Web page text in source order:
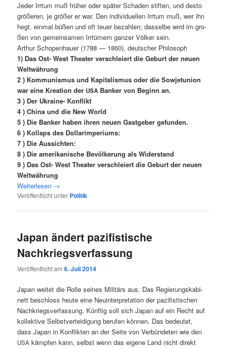
Jeder Irr­tum muß frü­her oder spä­ter Scha­den stif­ten, und des­to
grö­ße­ren, je grö­ßer er war. Den indi­vi­du­el­len Irr­tum muß, wer ihn
hegt, ein­mal büßen und oft teu­er bezah­len; das­sel­be wird im gro­
ßen von gemein­sa­men Irr­tü­mern gan­zer Völ­ker sein.
Arthur Scho­pen­hau­er (1788 — 1860), deut­scher Philosoph
1) Das Ost- West Thea­ter ver­schlei­ert die Geburt der neu­en
Weltwährung
2 ) Kom­mu­nis­mus und Kapi­ta­lis­mus oder die Sowjet­uni­on
war eine Krea­ti­on derUSA Ban­ker von Beginn an.
3 ) Der Ukrai­ne- Konflikt
4 ) Chi­na und die New World
5 ) Die Ban­ker haben ihren neu­en Gast­ge­ber gefunden.
6 ) Kol­laps des Dollarimperiums:
7 ) Die Aussichten:
8 ) Die ame­ri­ka­ni­sche Bevöl­ke­rung als Widerstand
9 ) Das Ost- West Thea­ter ver­schlei­ert die Geburt der neu­en
Weltwährung
Wei­ter­le­sen →
Veröffentlicht unter Politik
Japan ändert pazifistische
Nachkriegsverfassung
Veröffentlicht am6. Juli 2014
Japan wei­tet die Rol­le sei­nes Mili­tärs aus. Das Regie­rungs­ka­bi­
nett beschloss heu­te eine Neu­in­ter­pre­ta­ti­on der pazi­fis­ti­schen
Nach­kriegs­ver­fas­sung. Künf­tig soll sich Japan auf ein Recht auf
kol­lek­ti­ve Selbst­ver­tei­di­gung beru­fen kön­nen. Das bedeu­tet,
dass Japan in Kon­flik­ten an der Sei­te von Ver­bün­de­ten wie den
USA kämp­fen kann, selbst wenn das eige­ne Land nicht direkt